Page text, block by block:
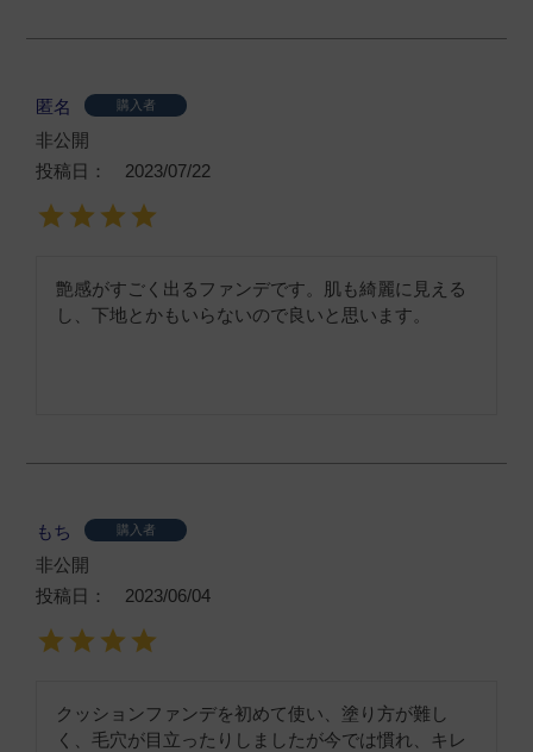
匿名 購入者
非公開
投稿日
2023/07/22
艶感がすごく出るファンデです。肌も綺麗に見える
し、下地とかもいらないので良いと思います。
もち 購入者
非公開
投稿日
2023/06/04
クッションファンデを初めて使い、塗り方が難し
く、毛穴が目立ったりしましたが今では慣れ、キレ